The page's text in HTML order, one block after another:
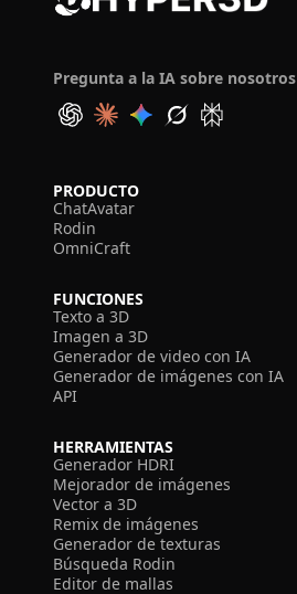
Pregunta a la IA sobre nosotros
PRODUCTO
ChatAvatar
Rodin
OmniCraft
FUNCIONES
Texto a 3D
Imagen a 3D
Generador de video con IA
Generador de imágenes con IA
API
HERRAMIENTAS
Generador HDRI
Mejorador de imágenes
Vector a 3D
Remix de imágenes
Generador de texturas
Búsqueda Rodin
Editor de mallas